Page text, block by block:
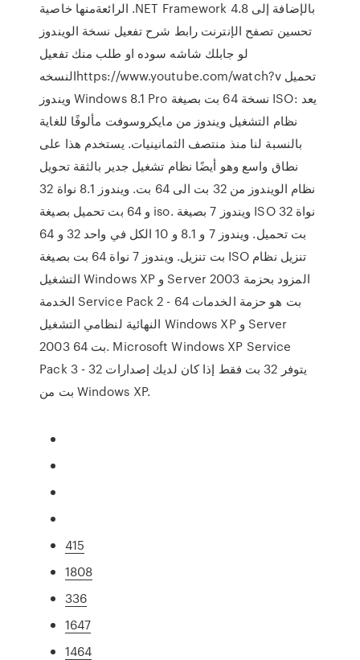
الرائعةمنها خاصية .NET Framework 4.8 بالإضافة إلى
تحسين تصفح الإنترنت رابط شرح تفعيل نسخة الويندوز
لو جابلك شاشه سوده او طلب منك تفعيل
النسخهhttps://www.youtube.com/watch?v تحميل
ويندوز Windows 8.1 Pro نسخة 64 بت بصيغة ISO: يعد
نظام التشغيل ويندوز من مايكروسوفت مألوفًا للغاية
بالنسبة لنا منذ منتصف الثمانينيات. يستخدم هذا على
نطاق واسع وهو أيضًا نظام تشغيل جدير بالثقة تحويل
نظام الويندوز من 32 بت الى 64 بت. ويندوز 8.1 نواة 32
و 64 بت تحميل بصيغة iso. ويندوز 7 بصيغة ISO نواة 32
بت تحميل. ويندوز 7 و 8.1 و 10 الكل في واحد 32 و 64
بت تنزيل. ويندوز 7 نواة 64 بت بصيغة ISO تنزيل نظام
التشغيل Windows XP و Server 2003 المزود بحزمة
الخدمة Service Pack 2 - 64 بت هو حزمة الخدمات
النهائية لنظامي التشغيل Windows XP و Server
2003 64 بت. Microsoft Windows XP Service
Pack 3 - يتوفر 32 بت فقط إذا كان لديك إصدارات 32
بت من Windows XP.
415
1808
336
1647
1464